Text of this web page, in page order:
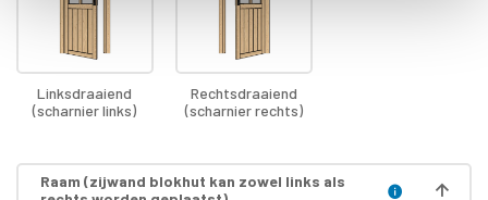
Linksdraaiend
(scharnier links)
Rechtsdraaiend
(scharnier rechts)
Raam (zijwand blokhut kan zowel links als